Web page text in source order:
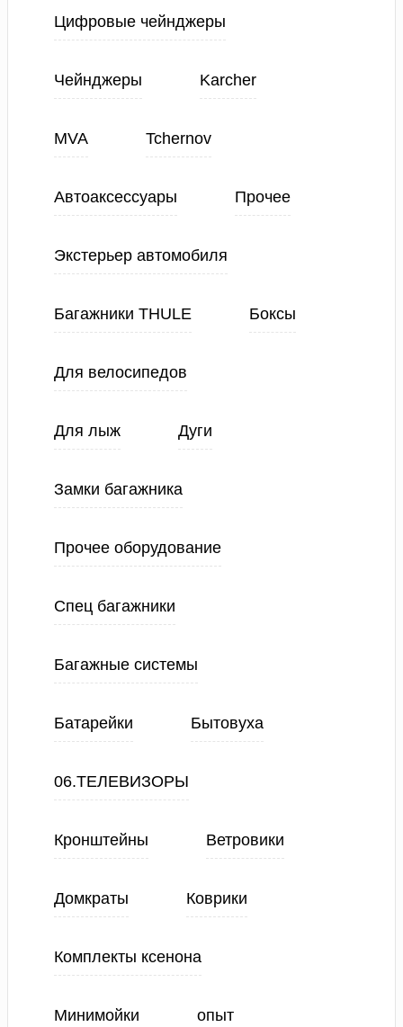
Цифровые чейнджеры
Чейнджеры Karcher
MVA Tchernov
Автоаксессуары Прочее
Экстерьер автомобиля
Багажники THULE Боксы
Для велосипедов
Для лыж Дуги
Замки багажника
Прочее оборудование
Спец багажники
Багажные системы
Батарейки Бытовуха
06.ТЕЛЕВИЗОРЫ
Кронштейны Ветровики
Домкраты Коврики
Комплекты ксенона
Минимойки опыт